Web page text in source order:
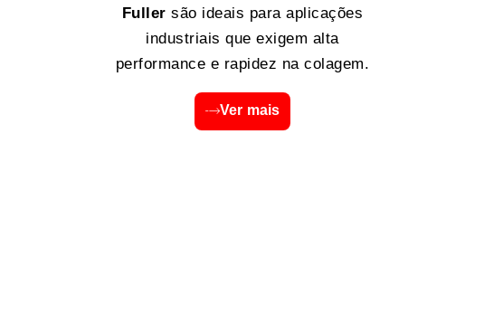
Fuller são ideais para aplicações
industriais que exigem alta
performance e rapidez na colagem.
Ver mais